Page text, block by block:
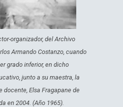
organizador, del Archivo
Armando Costanzo, cuando
grado inferior, en dicho
junto a su maestra, la
docente, Elsa Fragapane de
en 2004. (Año 1965).